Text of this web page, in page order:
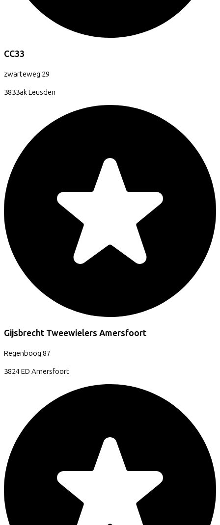
CC33
zwarteweg 29
3833akLeusden
Gijsbrecht Tweewielers Amersfoort
Regenboog 87
3824 ED Amersfoort